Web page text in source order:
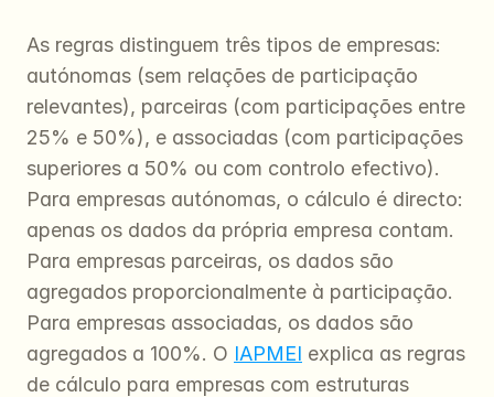
As regras distinguem três tipos de empresas:
autónomas (sem relações de participação
relevantes), parceiras (com participações entre
25% e 50%), e associadas (com participações
superiores a 50% ou com controlo efectivo).
Para empresas autónomas, o cálculo é directo:
apenas os dados da própria empresa contam.
Para empresas parceiras, os dados são
agregados proporcionalmente à participação.
Para empresas associadas, os dados são
agregados a 100%. O IAPMEI explica as regras
de cálculo para empresas com estruturas